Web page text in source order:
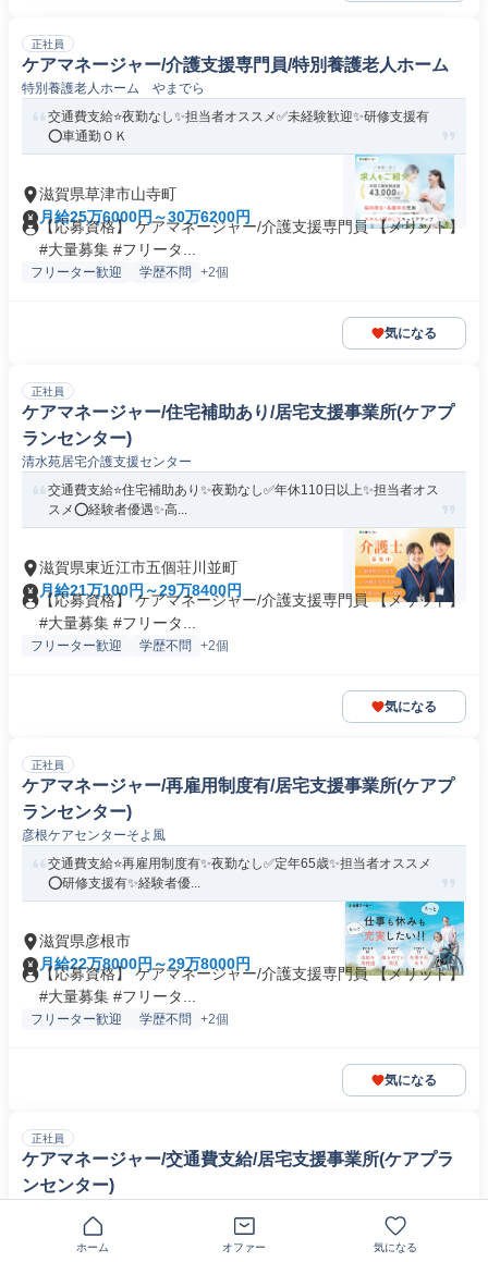
正社員
ケアマネージャー/介護支援専門員/特別養護老人ホーム
特別養護老人ホーム やまでら
交通費支給⭐️夜勤なし✨担当者オススメ✅️未経験歓迎✨研修支援有
⭕️車通勤ＯＫ
滋賀県草津市山寺町
月給25万6000円～30万6200円
【応募資格】 ケアマネージャー/介護支援専門員 【メリット】
#大量募集 #フリータ...
フリーター歓迎 学歴不問 +2個
気になる
正社員
ケアマネージャー/住宅補助あり/居宅支援事業所(ケアプ
ランセンター)
清水苑居宅介護支援センター
交通費支給⭐️住宅補助あり✨夜勤なし✅️年休110日以上✨担当者オス
スメ⭕️経験者優遇✨高...
滋賀県東近江市五個荘川並町
月給21万100円～29万8400円
【応募資格】 ケアマネージャー/介護支援専門員 【メリット】
#大量募集 #フリータ...
フリーター歓迎 学歴不問 +2個
気になる
正社員
ケアマネージャー/再雇用制度有/居宅支援事業所(ケアプ
ランセンター)
彦根ケアセンターそよ風
交通費支給⭐️再雇用制度有✨夜勤なし✅️定年65歳✨担当者オススメ
⭕️研修支援有✨経験者優...
滋賀県彦根市
月給22万8000円～29万8000円
【応募資格】 ケアマネージャー/介護支援専門員 【メリット】
#大量募集 #フリータ...
フリーター歓迎 学歴不問 +2個
気になる
正社員
ケアマネージャー/交通費支給/居宅支援事業所(ケアプラ
ンセンター)
ブランクOK⭐️交通費支給✨再雇用制度有✅️年休110日以上✨担当者
オススメ⭕️未経験歓迎...
ホーム オファー 気になる